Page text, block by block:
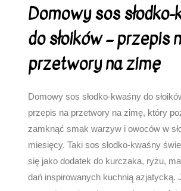
Domowy sos
do słoików – przepis
przetwory na zimę
Domowy sos słodko-kwaśny do
przepis na przetwory na zimę, który
zamknąć smak warzyw i owoców w
miesięcy. Taki sos słodko-kwaśny
się jako dodatek do kurczaka, ryżu,
dań inspirowanych kuchnią azjatycką.